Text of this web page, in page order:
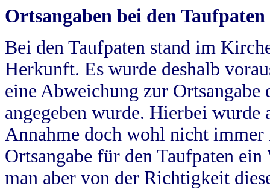
Ortsangaben bei den Taufpaten
Bei den Taufpaten stand im
Herkunft. Es wurde deshalb
eine Abweichung zur
angegeben wurde. Hierbei wurde
Annahme doch wohl nicht
Ortsangabe für den Taufpaten
man aber von der Richtigkeit